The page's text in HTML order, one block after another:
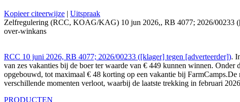
Kopieer citeerwijze | Uitspraak
Zelfregulering (RCC, KOAG/KAG) 10 jun 2026,, RB 4077; 2026/00233
over-winkans
RCC 10 juni 2026, RB 4077; 2026/00233 ([klager] tegen [adverteerder]).
van zes vakanties bij de boer ter waarde van € 449 kunnen winnen. Onder
opgebouwd, tot maximaal € 48 korting op een vakantie bij
verschillende momenten verloot, waarbij de laatste trekking in februari
PRODUCTEN